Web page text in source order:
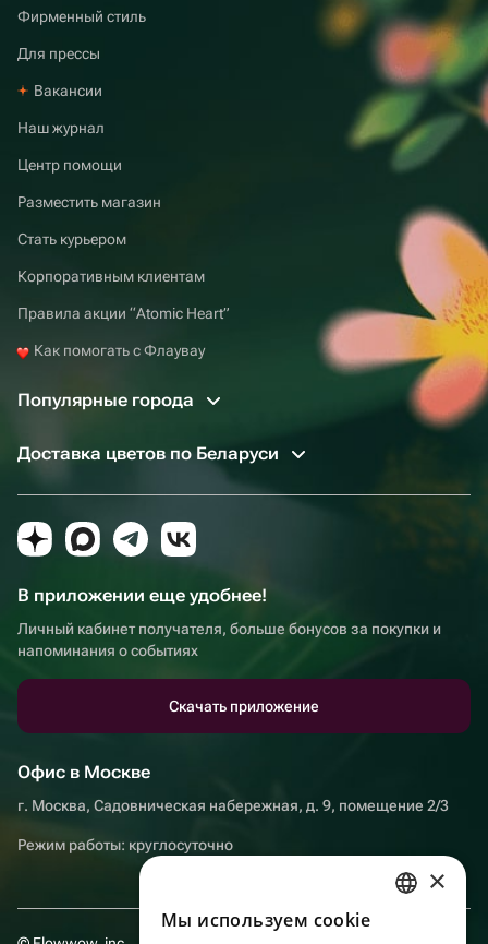
Фирменный стиль
Для прессы
Вакансии
Наш журнал
Центр помощи
Разместить магазин
Стать курьером
Корпоративным клиентам
Правила акции “Atomic Heart”
Как помогать с Флаувау
Популярные города
Доставка цветов по Беларуси
В приложении еще удобнее!
Личный кабинет получателя, больше бонусов за покупки и
напоминания о событиях
Скачать приложение
Офис в Москве
г. Москва, Садовническая набережная, д. 9, помещение 2/3
Режим работы: круглосуточно
×
Мы используем сookie